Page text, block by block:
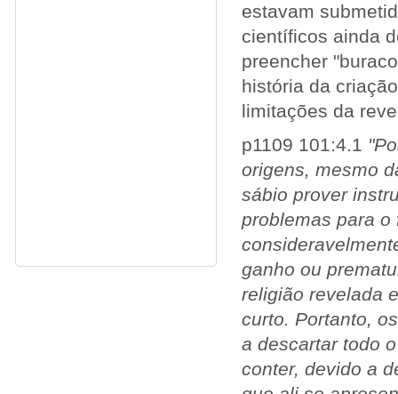
estavam
científicos ainda
preencher
história da
limitações da
p1109 101:4.1
origens, mesmo
sábio prover
problemas para o
ganho ou
religião revelada
curto. Portanto,
a descartar todo
conter, devido a